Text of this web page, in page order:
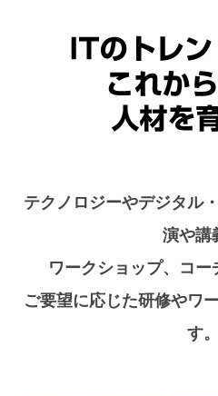
テクノロジーやデジタル
演や講
ワークショップ、コー
ご要望に応じた研修やワ
す。